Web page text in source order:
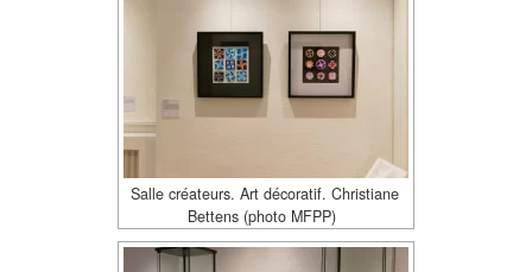
Salle créateurs. Art décoratif. Christiane
Bettens (photo MFPP)